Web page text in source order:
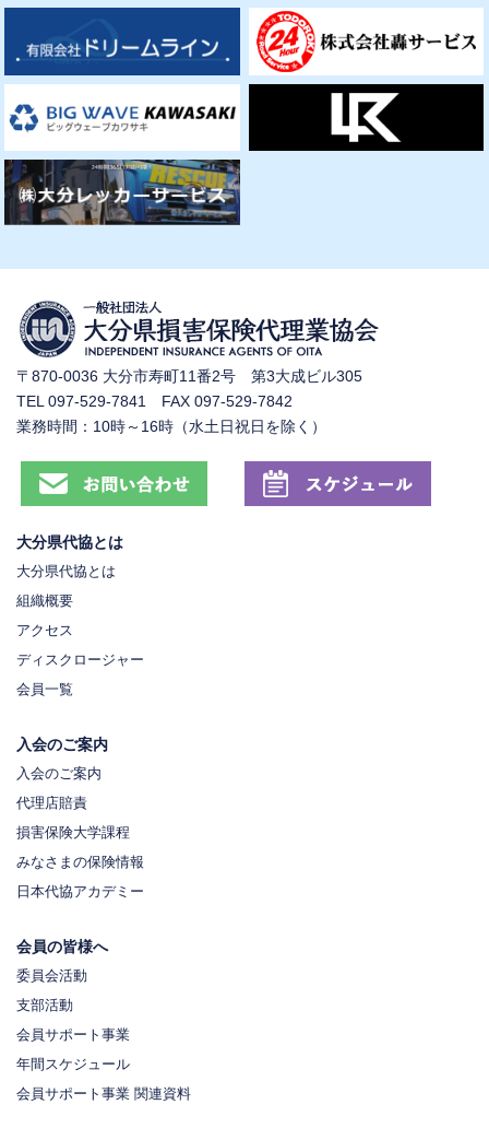
〒870-0036 大分市寿町11番2号 第3大成ビル305
TEL 097-529-7841 FAX 097-529-7842
業務時間：10時～16時（水土日祝日を除く）
大分県代協とは
大分県代協とは
組織概要
アクセス
ディスクロージャー
会員一覧
入会のご案内
入会のご案内
代理店賠責
損害保険大学課程
みなさまの保険情報
日本代協アカデミー
会員の皆様へ
委員会活動
支部活動
会員サポート事業
年間スケジュール
会員サポート事業 関連資料